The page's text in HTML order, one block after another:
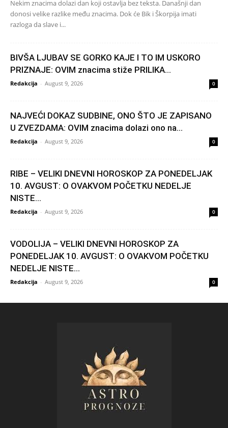
Nekim znacima dolazi dan koji ostavlja bez teksta. Današnji dan
donosi velike razlike među znacima. Dok će Bik i Škorpija imati
razloga da slave i...
BIVŠA LJUBAV SE GORKO KAJE I TO IM USKORO
PRIZNAJE: OVIM znacima stiže PRILIKA...
Redakcija - August 9, 2026 0
NAJVEĆI DOKAZ SUDBINE, ONO ŠTO JE ZAPISANO
U ZVEZDAMA: OVIM znacima dolazi ono na...
Redakcija - August 9, 2026 0
RIBE – VELIKI DNEVNI HOROSKOP ZA PONEDELJAK
10. AVGUST: O OVAKVOM POČETKU NEDELJE
NISTE...
Redakcija - August 9, 2026 0
VODOLIJA – VELIKI DNEVNI HOROSKOP ZA
PONEDELJAK 10. AVGUST: O OVAKVOM POČETKU
NEDELJE NISTE...
Redakcija - August 9, 2026 0